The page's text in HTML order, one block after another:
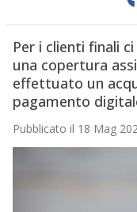
Per i clienti finali
una copertura
effettuato un
pagamento
Pubblicato il 18 Mag